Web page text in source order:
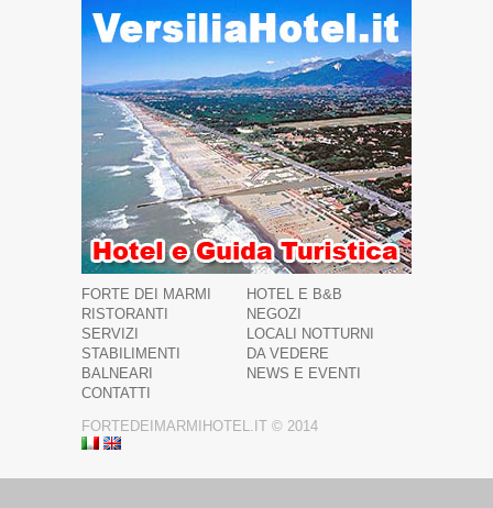
FORTE DEI MARMI
HOTEL E B&B
RISTORANTI
NEGOZI
SERVIZI
LOCALI NOTTURNI
STABILIMENTI
BALNEARI
DA VEDERE
NEWS E EVENTI
CONTATTI
FORTEDEIMARMIHOTEL.IT © 2014